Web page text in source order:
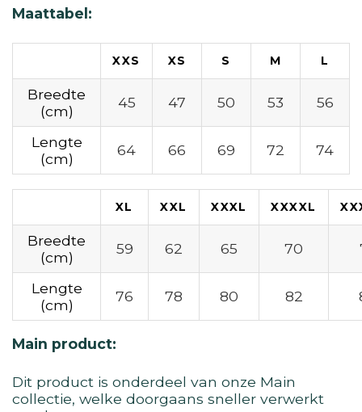
Maattabel:
XXS XS S M L
Breedte
(cm)
45 47 50 53 56
Lengte
(cm)
64 66 69 72 74
XL XXL XXXL XXXXL
Breedte
(cm)
59 62 65 70
Lengte
(cm)
76 78 80 82
Main product:
Dit product is onderdeel van onze Main
collectie, welke doorgaans sneller verwerkt